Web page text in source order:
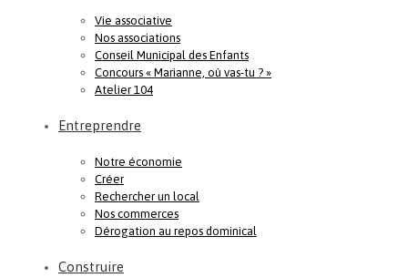
Vie associative
Nos associations
Conseil Municipal des Enfants
Concours « Marianne, où vas-tu ? »
Atelier 104
Entreprendre
Notre économie
Créer
Rechercher un local
Nos commerces
Dérogation au repos dominical
Construire